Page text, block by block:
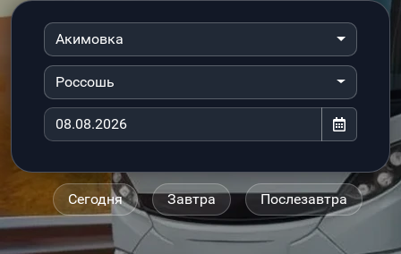
Акимовка
Россошь
Сегодня Завтра Послезавтра